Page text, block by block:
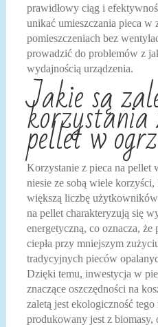
prawidłowy ciąg i
unikać umieszczania pieca w
pomieszczeniach bez
prowadzić do problemów z
wydajnością urządzenia.
Jakie są
pellet w
Korzystanie z pieca na pellet
niesie ze sobą wiele
większą liczbę
na pellet charakteryzują się
energetyczną, co oznacza,
ciepła przy mniejszym
tradycyjnych pieców
Dzięki temu, inwestycja w
znaczące oszczędności na
zaletą jest ekologiczność
produkowany jest z biomasy,